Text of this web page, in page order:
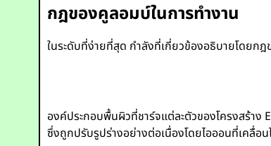
กฎของคูลอมบ์ในการทำงาน
ในระดับที่ง่ายที่สุด กำลังที่เกี่ยวข้องอธิบายโดยก
องค์ประกอบพื้นผิวที่ชาร์จแต่ละตัวของโครงสร้า
ซึ่งถูกปรับรูปร่างอย่างต่อเนื่องโดยไอออนที่เคลื่อ